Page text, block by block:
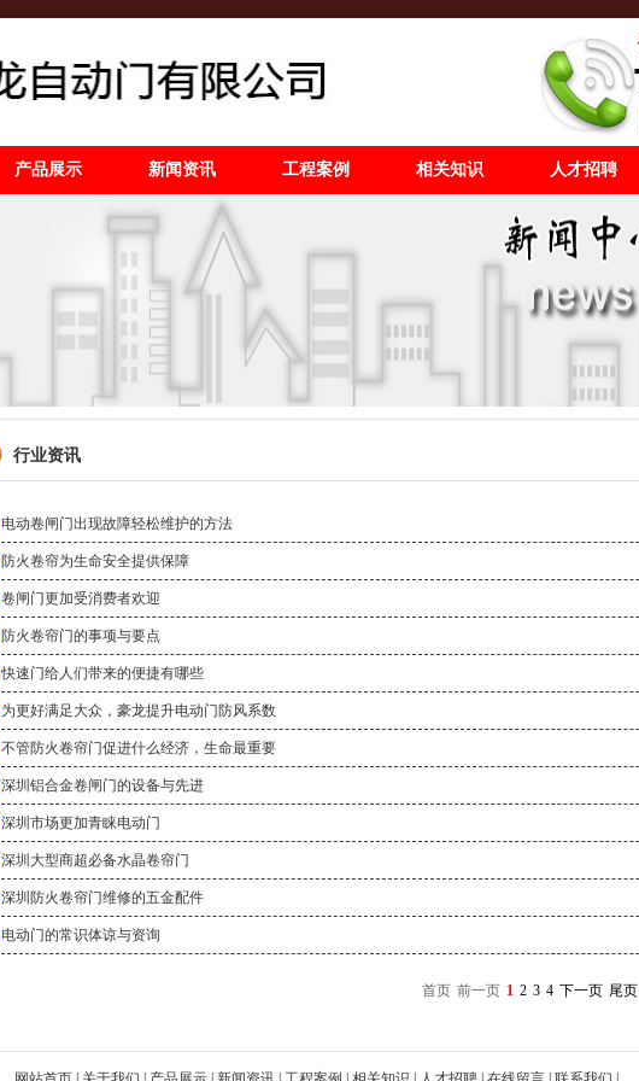
产品展示 新闻资讯 工程案例 相关知识 人才招聘
行业资讯
电动卷闸门出现故障轻松维护的方法
防火卷帘为生命安全提供保障
卷闸门更加受消费者欢迎
防火卷帘门的事项与要点
快速门给人们带来的便捷有哪些
为更好满足大众，豪龙提升电动门防风系数
不管防火卷帘门促进什么经济，生命最重要
深圳铝合金卷闸门的设备与先进
深圳市场更加青睐电动门
深圳大型商超必备水晶卷帘门
深圳防火卷帘门维修的五金配件
电动门的常识体谅与资询
首页 前一页 1 2 3 4 下一页 尾页